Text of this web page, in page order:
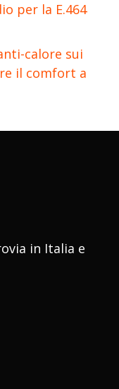
per la E.464
calore sui
il comfort a
in Italia e